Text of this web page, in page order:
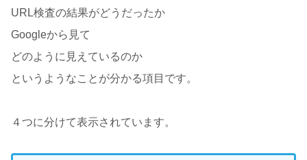
URL検査の結果がどうだったか
Googleから見て
どのように見えているのか
というようなことが分かる項目です。
４つに分けて表示されています。